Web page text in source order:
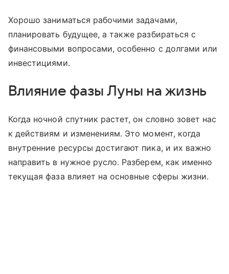
Хорошо заниматься рабочими задачами,
планировать будущее, а также разбираться с
финансовыми вопросами, особенно с долгами или
инвестициями.
Влияние фазы Луны на жизнь
Когда ночной спутник растет, он словно зовет нас
к действиям и изменениям. Это момент, когда
внутренние ресурсы достигают пика, и их важно
направить в нужное русло. Разберем, как именно
текущая фаза влияет на основные сферы жизни.